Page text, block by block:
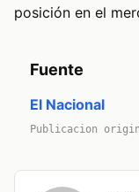
posición en el
Fuente
El Nacional
Publicacion